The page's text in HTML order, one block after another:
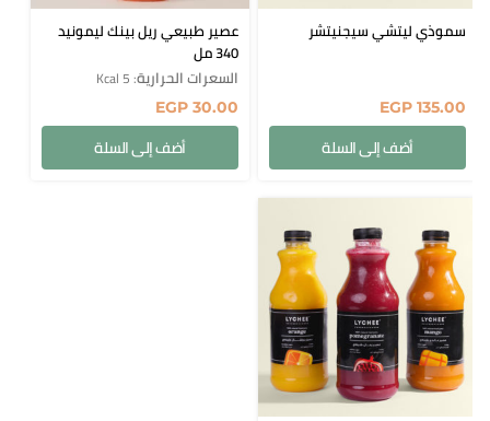
سموذي ليتشي سيجنيتشر
EGP 135.00
أضف إلى السلة
عصير طبيعي ريل بينك ليمونيد
340 مل
EGP 30.00
أضف إلى السلة
السعرات الحرارية: 5 Kcal